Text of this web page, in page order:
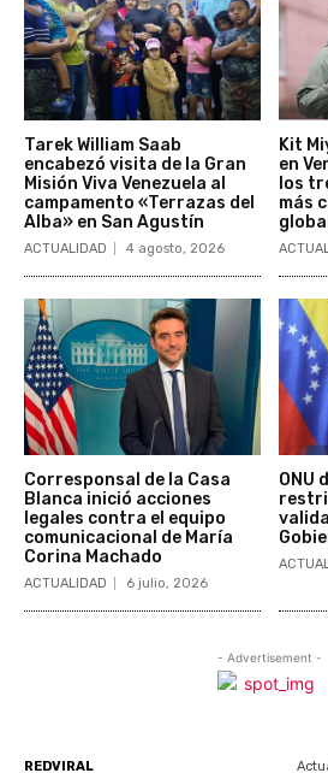
Tarek William Saab
encabezó visita de la Gran
Misión Viva Venezuela al
campamento «Terrazas del
Alba» en San Agustín
ACTUALIDAD 4 agosto, 2026
Kit
en
los
más
global
Corresponsal de la Casa
Blanca inició acciones
legales contra el equipo
comunicacional de María
Corina Machado
ACTUALIDAD 6 julio, 2026
ONU
- Advertisement -